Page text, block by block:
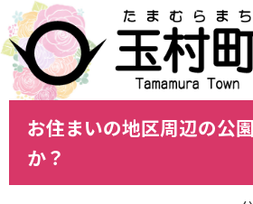
お住まいの地区周辺の公
か？